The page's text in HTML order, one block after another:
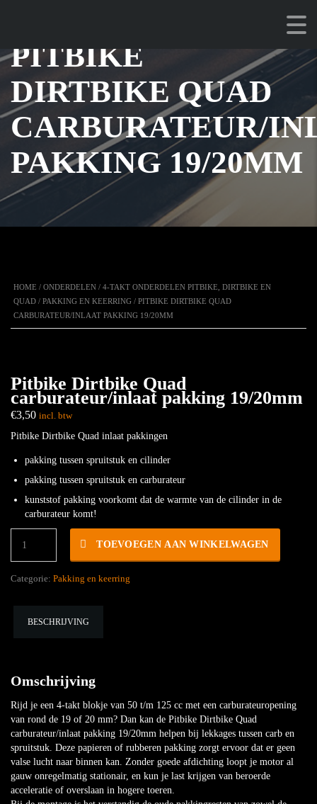
PITBIKE
DIRTBIKE QUAD
CARBURATEUR/
PAKKING 19/20MM
HOME / ONDERDELEN / 4-TAKT ONDERDELEN PITBIKE, DIRTBIKE EN
QUAD / PAKKING EN KEERRING / PITBIKE DIRTBIKE QUAD
CARBURATEUR/INLAAT PAKKING 19/20MM
Pitbike Dirtbike Quad
carburateur/inlaat pakking 19/20mm
€3,50 incl. btw
Pitbike Dirtbike Quad inlaat pakkingen
pakking tussen spruitstuk en cilinder
pakking tussen spruitstuk en carburateur
kunststof pakking voorkomt dat de warmte van de cilinder in de
carburateur komt!
Dirtbike
Quad
carburateur/inlaat
hoeveelheid
TOEVOEGEN AAN WINKELWAGEN
Categorie: Pakking en keerring
BESCHRIJVING
Omschrijving
Rijd je een 4-takt blokje van 50 t/m 125 cc met een carburateuropening
van rond de 19 of 20 mm? Dan kan de Pitbike Dirtbike Quad
carburateur/inlaat pakking 19/20mm helpen bij lekkages tussen carb en
spruitstuk. Deze papieren of rubberen pakking zorgt ervoor dat er geen
valse lucht naar binnen kan. Zonder goede afdichting loopt je motor al
gauw onregelmatig stationair, en kun je last krijgen van beroerde
acceleratie of overslaan in hogere toeren.